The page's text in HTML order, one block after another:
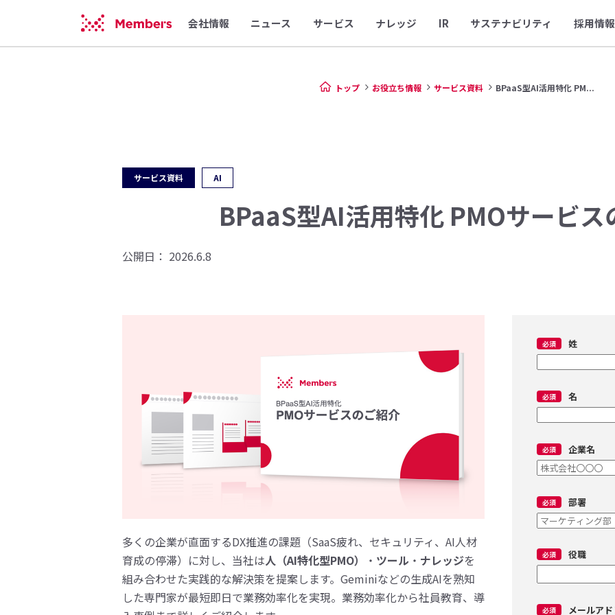
会社情報 ニュース サービス ナレッジ IR サステナビリティ 採用情報
トップ お役立ち情報 サービス資料 BPaaS型AI活用特化 PM...
サービス資料 AI
BPaaS型AI活用特化 PMOサービス
公開日： 2026.6.8
多くの企業が直面するDX推進の課題（SaaS疲れ、セキュリティ、AI人材
育成の停滞）に対し、当社は人（AI特化型PMO） ・ ツール ・ ナレッジを
組み合わせた実践的な解決策を提案します。Geminiなどの生成AIを熟知
した専門家が最短即日で業務効率化を実現。業務効率化から社員教育、導
姓
名
企業名
部署
役職
メールア